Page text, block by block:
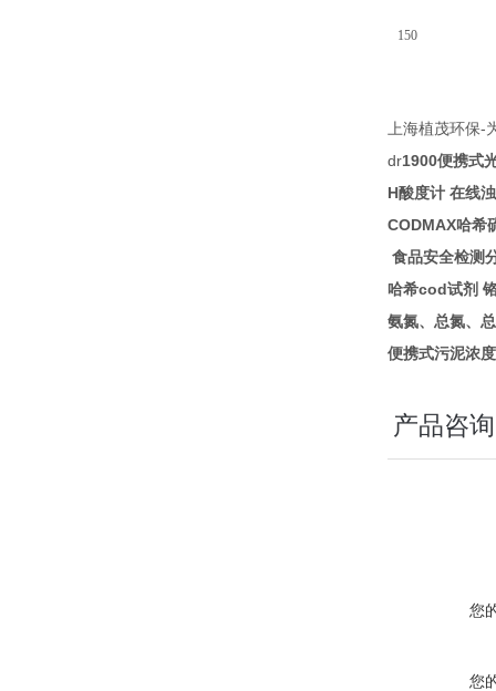
150
上海植茂环保-
dr1900便携式
H酸度计 在线
CODMAX哈希
食品安全检测
哈希cod试剂
氨氮、总氮、
便携式污泥浓
产品咨询
您
您